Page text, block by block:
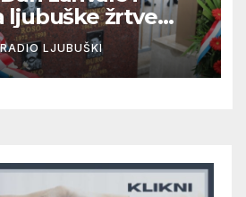
ljubuške žrtve
bojišnice”
RADIO LJUBUŠKI